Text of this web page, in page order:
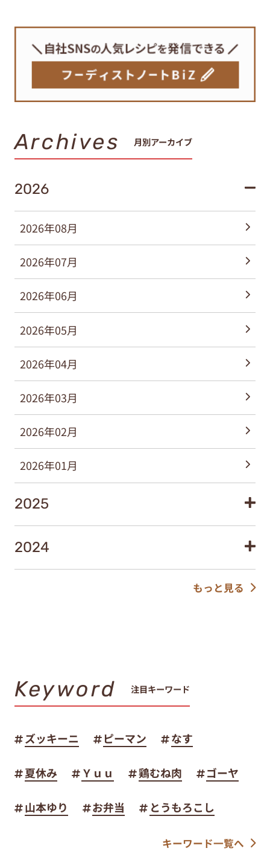
Archives 月別アーカイブ
2026
2026年08月
2026年07月
2026年06月
2026年05月
2026年04月
2026年03月
2026年02月
2026年01月
2025
2024
もっと見る
Keyword 注目キーワード
ズッキーニ ピーマン なす
夏休み Ｙｕｕ 鶏むね肉 ゴーヤ
山本ゆり お弁当 とうもろこし
キーワード一覧へ